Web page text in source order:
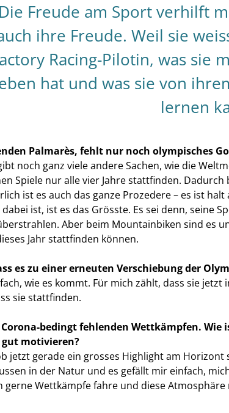
Freude am Sport verhilft
ihre Freude. Weil sie
Racing-Pilotin, was
hat und was sie von
lernen
Palmarès, fehlt nur noch olympisches
noch ganz viele andere Sachen, wie die
Spiele nur alle vier Jahre stattfinden.
ist es auch das ganze Prozedere – es ist
ist, ist es das Grösste. Es sei denn,
Aber beim Mountainbiken sind es
Jahr stattfinden können.
es zu einer erneuten Verschiebung der
wie es kommt. Für mich zählt, dass sie
sie stattfinden.
bedingt fehlenden Wettkämpfen.
motivieren?
jetzt gerade ein grosses Highlight am
in der Natur und es gefällt mir einfach,
gerne Wettkämpfe fahre und diese